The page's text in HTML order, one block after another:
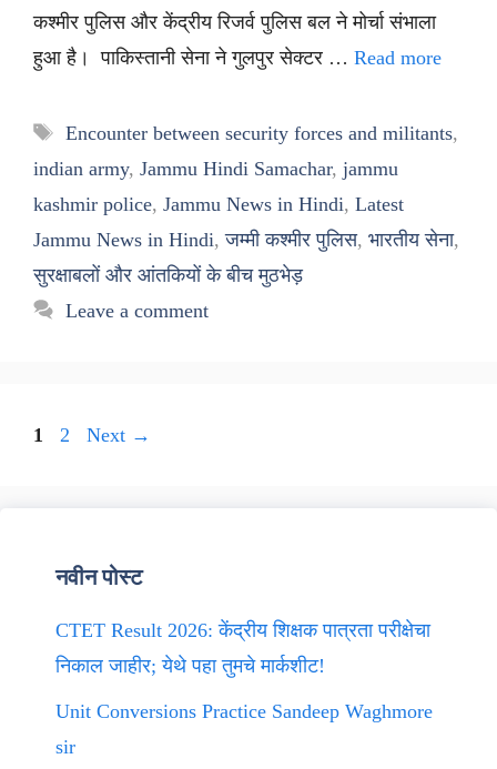
कश्मीर पुलिस और केंद्रीय रिजर्व पुलिस बल ने मोर्चा संभाला
हुआ है। पाकिस्तानी सेना ने गुलपुर सेक्टर … Read more
Tags
Encounter between security forces and militants,
indian army, Jammu Hindi Samachar, jammu
kashmir police, Jammu News in Hindi, Latest
Jammu News in Hindi,जम्मी कश्मीर पुलिस, भारतीय सेना,
सुरक्षाबलों और आंतकियों के बीच मुठभेड़
Leave a comment
Page
1 Page
2 Next →
नवीन पोस्ट
CTET Result 2026: केंद्रीय शिक्षक पात्रता परीक्षेचा
निकाल जाहीर; येथे पहा तुमचे मार्कशीट!
Unit Conversions Practice Sandeep Waghmore
sir